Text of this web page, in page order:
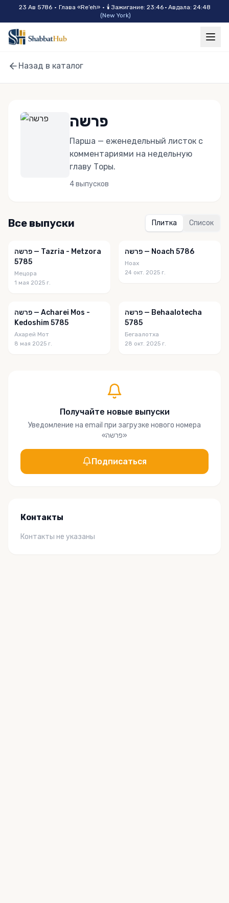
Skip to main content
23 Ав 5786 • Глава «Re’eh» • 🕯 Зажигание: 23:46 · Авдала: 24:48
(New York)
Назад в каталог
פרשה
Парша — еженедельный листок с
комментариями на недельную
главу Торы.
4выпусков
Все выпуски Плитка Список
פרשה — Tazria - Metzora
5785
Мецора
1 мая 2025 г.
פרשה — Noach 5786
Ноах
24 окт. 2025 г.
פרשה — Acharei Mos -
Kedoshim 5785
Ахарей Мот
8 мая 2025 г.
פרשה — Behaalotecha
5785
Бегаалотха
28 окт. 2025 г.
Получайте новые выпуски
Уведомление на email при загрузке нового номера
«פרשה»
Подписаться
Контакты
Контакты не указаны